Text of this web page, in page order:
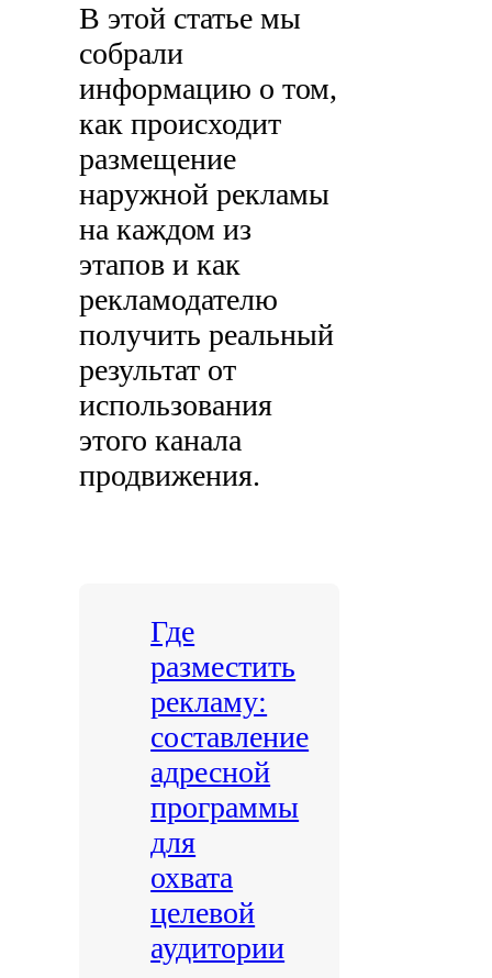
В этой статье мы
собрали
информацию о том,
как происходит
размещение
наружной рекламы
на каждом из
этапов и как
рекламодателю
получить реальный
результат от
использования
этого канала
продвижения.
Где
разместить
рекламу:
составление
адресной
программы
для
охвата
целевой
аудитории